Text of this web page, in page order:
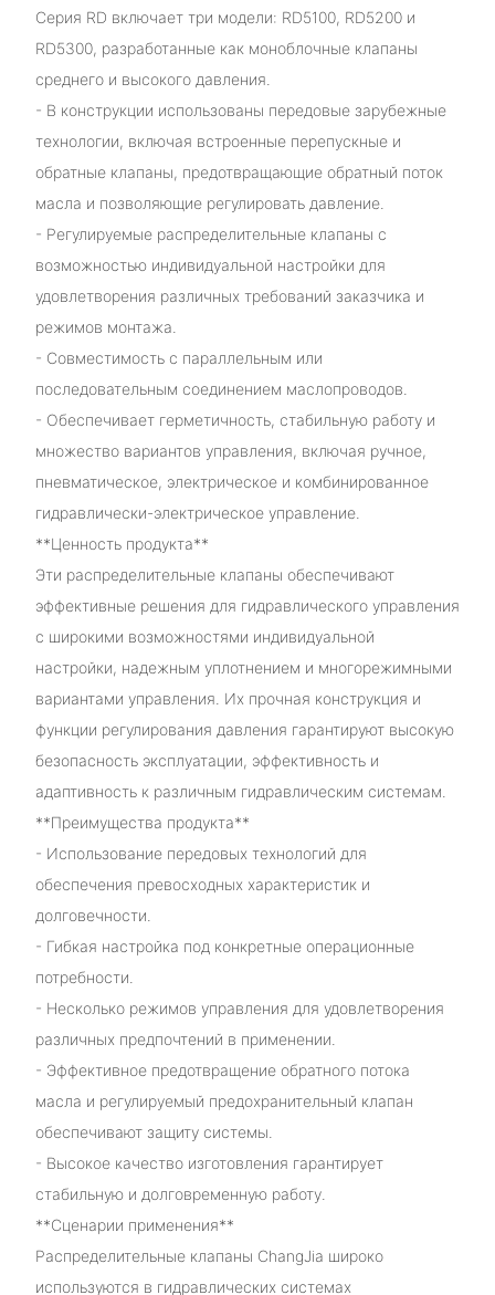
Серия RD включает три модели: RD5100, RD5200 и
RD5300, разработанные как моноблочные клапаны
среднего и высокого давления.
- В конструкции использованы передовые зарубежные
технологии, включая встроенные перепускные и
обратные клапаны, предотвращающие обратный поток
масла и позволяющие регулировать давление.
- Регулируемые распределительные клапаны с
возможностью индивидуальной настройки для
удовлетворения различных требований заказчика и
режимов монтажа.
- Совместимость с параллельным или
последовательным соединением маслопроводов.
- Обеспечивает герметичность, стабильную работу и
множество вариантов управления, включая ручное,
пневматическое, электрическое и комбинированное
гидравлически-электрическое управление.
**Ценность продукта**
Эти распределительные клапаны обеспечивают
эффективные решения для гидравлического управления
с широкими возможностями индивидуальной
настройки, надежным уплотнением и многорежимными
вариантами управления. Их прочная конструкция и
функции регулирования давления гарантируют высокую
безопасность эксплуатации, эффективность и
адаптивность к различным гидравлическим системам.
**Преимущества продукта**
- Использование передовых технологий для
обеспечения превосходных характеристик и
долговечности.
- Гибкая настройка под конкретные операционные
потребности.
- Несколько режимов управления для удовлетворения
различных предпочтений в применении.
- Эффективное предотвращение обратного потока
масла и регулируемый предохранительный клапан
обеспечивают защиту системы.
- Высокое качество изготовления гарантирует
стабильную и долговременную работу.
**Сценарии применения**
Распределительные клапаны ChangJia широко
используются в гидравлических системах